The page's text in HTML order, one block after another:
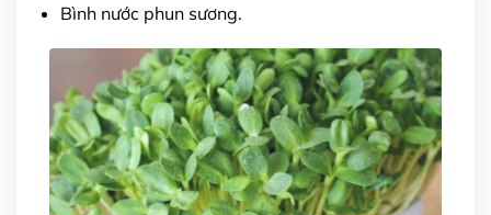
Bình nước phun sương.